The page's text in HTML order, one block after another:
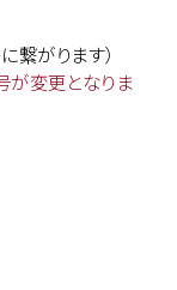
繋がります）
が変更となりま